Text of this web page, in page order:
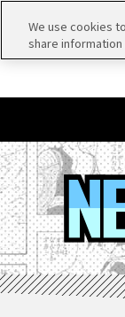
We use cookies
share